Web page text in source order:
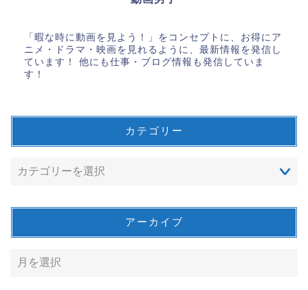
「暇な時に動画を見よう！」をコンセプトに、お得にア
ニメ・ドラマ・映画を見れるように、最新情報を発信し
ています！ 他にも仕事・ブログ情報も発信していま
す！
カテゴリー
アーカイブ